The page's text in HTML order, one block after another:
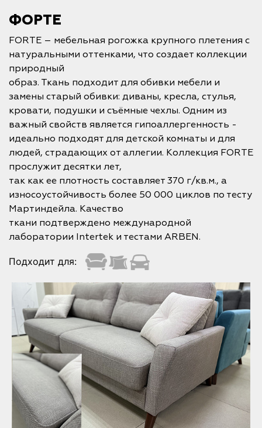
ФОРТЕ
FORTE – мебельная рогожка крупного плетения с
натуральными оттенками, что создает коллекции
природный
образ. Ткань подходит для обивки мебели и
замены старый обивки: диваны, кресла, стулья,
кровати, подушки и съёмные чехлы. Одним из
важный свойств является гипоаллергенность -
идеально подходят для детской комнаты и для
людей, страдающих от аллегии. Коллекция FORTE
прослужит десятки лет,
так как ее плотность составляет 370 г/кв.м., а
износоустойчивость более 50 000 циклов по тесту
Мартиндейла. Качество
ткани подтверждено международной
лаборатории Intertek и тестами ARBEN.
Подходит для: